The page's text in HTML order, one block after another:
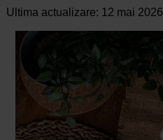
Ultima actualizare: 12 mai 2026